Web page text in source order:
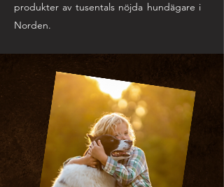
produkter av tusentals nöjda hundägare i
Norden.